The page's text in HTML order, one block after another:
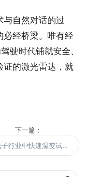
与自然对话的过
必经桥梁。唯有经
驶时代铺就安全、
证的激光雷达，就
下一篇：
在电子行业中快速温变试验箱的应用实例